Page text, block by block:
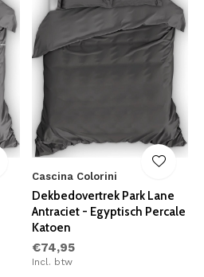
Cascina Colorini
Dekbedovertrek Park Lane
Antraciet - Egyptisch Percale
Katoen
€74,95
Incl. btw